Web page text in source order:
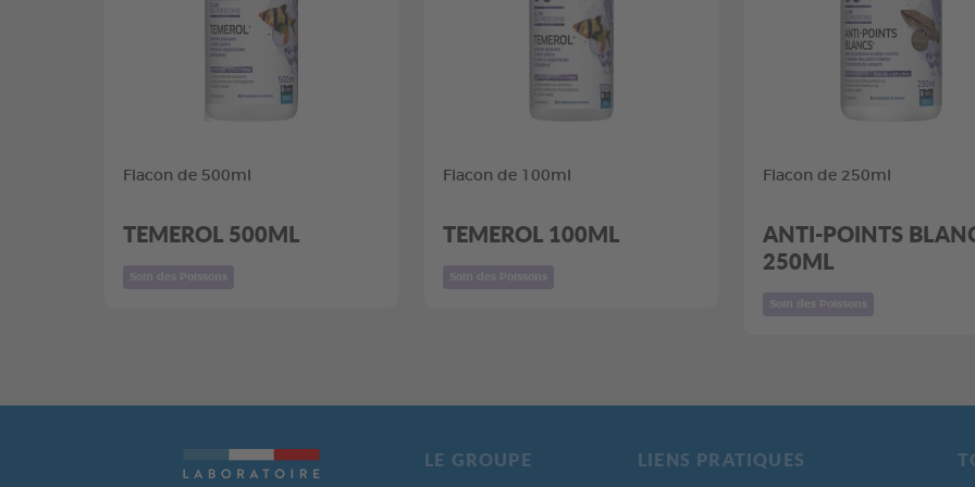
Flacon de 500ml
TEMEROL 500ML
Flacon de 100ml
TEMEROL 100ML
Flacon de 250ml
ANTI-POINTS
250ML
LE GROUPE LIENS PRATIQUES